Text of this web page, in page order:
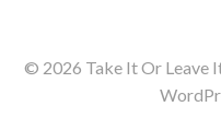
© 2026 Take It Or Leave